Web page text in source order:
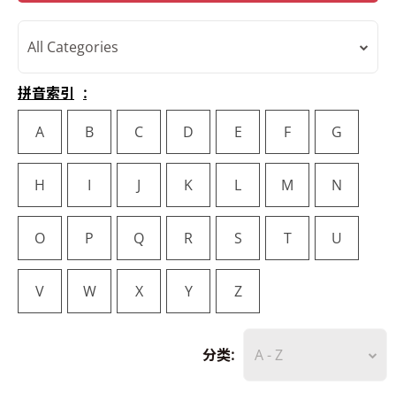
All Categories
拼音索引
A
B C D E F G
H I J K L M N
O P Q R S T U
V W X Y Z
分类: A - Z